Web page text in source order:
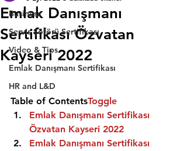
Business
Servis Şöförü Sertifikası
Video & Tips
Emlak Danışmanı Sertifikası
HR and L&D
Emlak Danışmanı
Sertifikası Özvatan
Kayseri 2022
Table of ContentsToggle
Emlak Danışmanı Sertifikası
Özvatan Kayseri 2022
Emlak Danışmanı Sertifikası